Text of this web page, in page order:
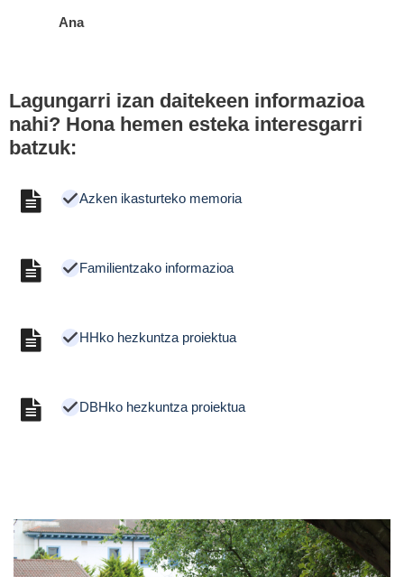
Ana
Lagungarri izan daitekeen informazioa
nahi? Hona hemen esteka interesgarri
batzuk:
Azken ikasturteko memoria
Familientzako informazioa
HHko hezkuntza proiektua
DBHko hezkuntza proiektua